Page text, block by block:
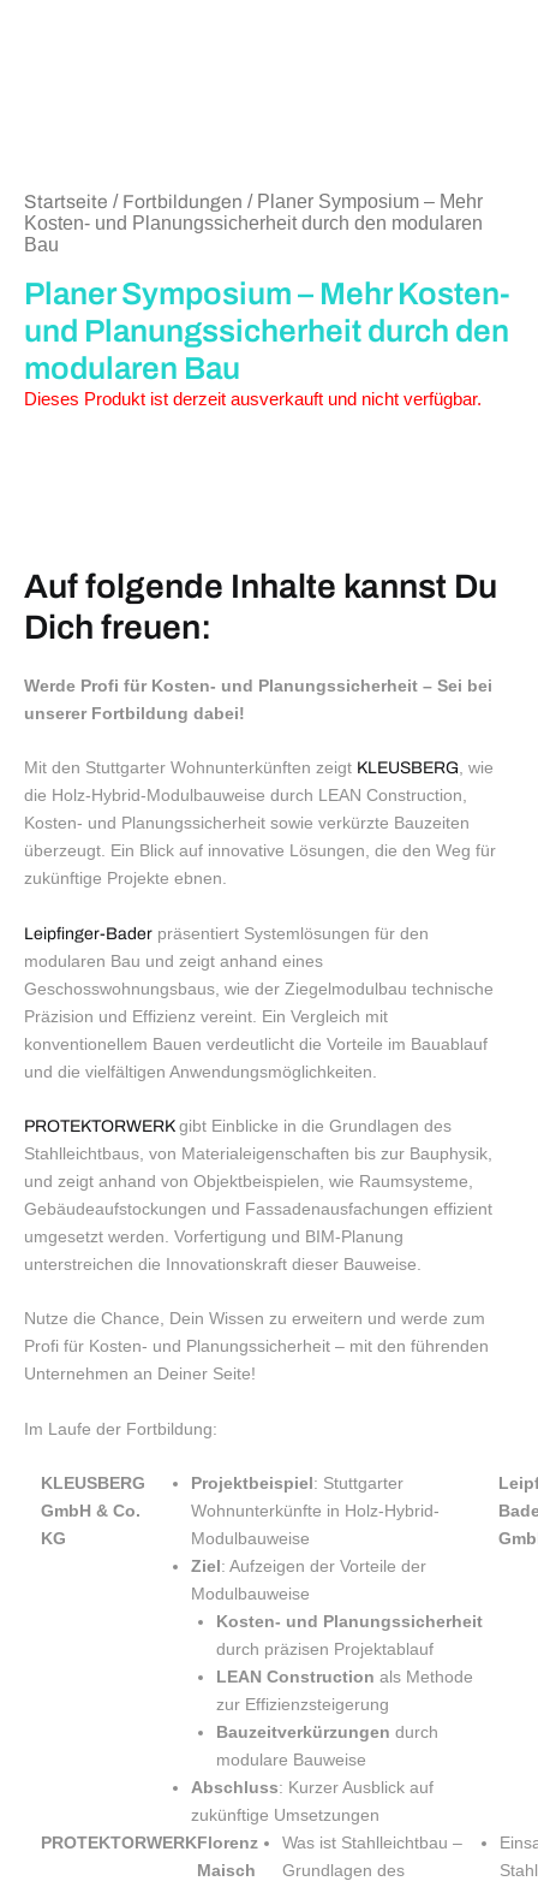
Startseite / Fortbildungen / Planer Symposium – Mehr
Kosten- und Planungssicherheit durch den modularen
Bau
Planer Symposium – Mehr Kosten-
und Planungssicherheit durch den
modularen Bau
Dieses Produkt ist derzeit ausverkauft und nicht verfügbar.
Auf folgende Inhalte kannst Du
Dich freuen:
Werde Profi für Kosten- und Planungssicherheit – Sei bei
unserer Fortbildung dabei!
Mit den Stuttgarter Wohnunterkünften zeigt KLEUSBERG , wie
die Holz-Hybrid-Modulbauweise durch LEAN Construction,
Kosten- und Planungssicherheit sowie verkürzte Bauzeiten
überzeugt. Ein Blick auf innovative Lösungen, die den Weg für
zukünftige Projekte ebnen.
Leipfinger-Bader präsentiert Systemlösungen für den
modularen Bau und zeigt anhand eines
Geschosswohnungsbaus, wie der Ziegelmodulbau technische
Präzision und Effizienz vereint. Ein Vergleich mit
konventionellem Bauen verdeutlicht die Vorteile im Bauablauf
und die vielfältigen Anwendungsmöglichkeiten.
PROTEKTORWERK gibt Einblicke in die Grundlagen des
Stahlleichtbaus, von Materialeigenschaften bis zur Bauphysik,
und zeigt anhand von Objektbeispielen, wie Raumsysteme,
Gebäudeaufstockungen und Fassadenausfachungen effizient
umgesetzt werden. Vorfertigung und BIM-Planung
unterstreichen die Innovationskraft dieser Bauweise.
Nutze die Chance, Dein Wissen zu erweitern und werde zum
Profi für Kosten- und Planungssicherheit – mit den führenden
Unternehmen an Deiner Seite!
Im Laufe der Fortbildung:
KLEUSBERG
GmbH & Co.
KG
Projektbeispiel: Stuttgarter
Wohnunterkünfte in Holz-Hybrid-
Modulbauweise
Ziel: Aufzeigen der Vorteile der
Modulbauweise
Kosten- und Planungssicherheit
durch präzisen Projektablauf
LEAN Construction als Methode
zur Effizienzsteigerung
Bauzeitverkürzungen durch
modulare Bauweise
Abschluss: Kurzer Ausblick auf
zukünftige Umsetzungen
PROTEKTORWERKFlorenz
Maisch
Was ist Stahlleichtbau –
Grundlagen des